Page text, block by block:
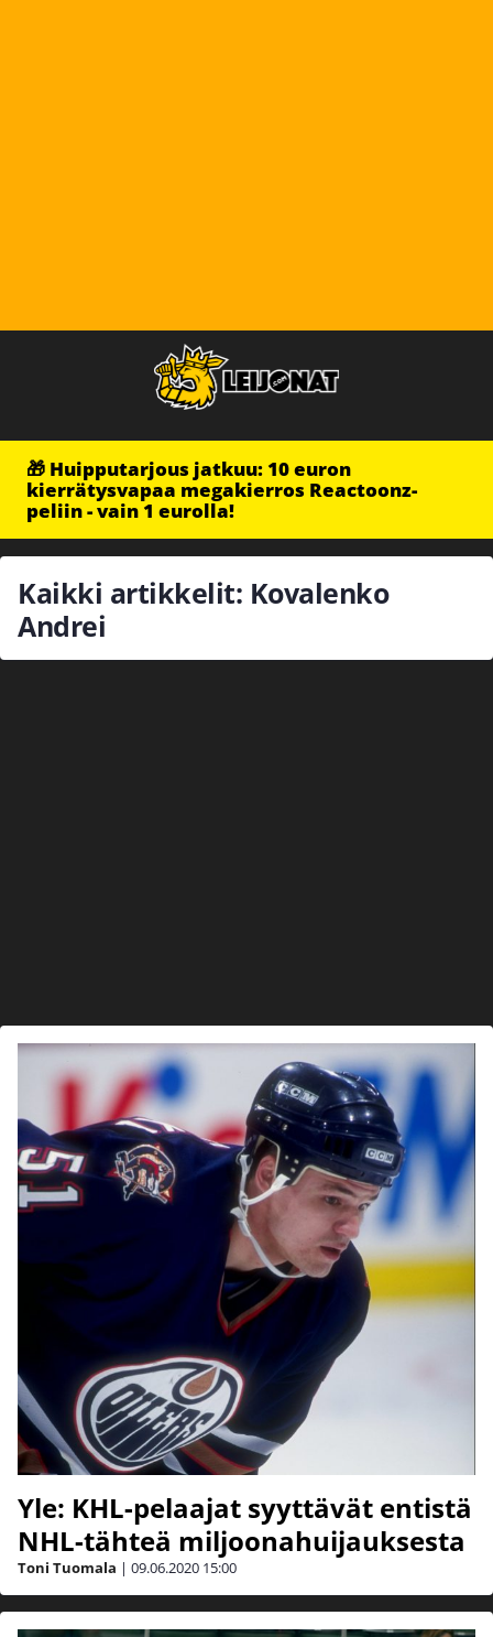
🎁 Huipputarjous jatkuu: 10 euron
kierrätysvapaa megakierros Reactoonz-
peliin - vain 1 eurolla!
Kaikki artikkelit: Kovalenko
Andrei
Yle: KHL-pelaajat syyttävät entistä
NHL-tähteä miljoonahuijauksesta
Toni Tuomala | 09.06.2020 15:00